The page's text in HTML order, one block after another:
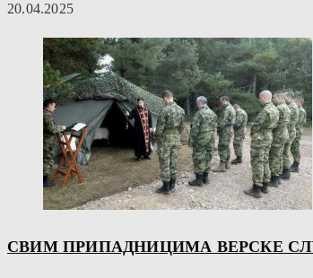
20.04.2025
СВИМ ПРИПАДНИЦИМА ВЕРСКЕ